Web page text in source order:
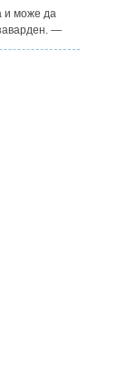
и може да
—